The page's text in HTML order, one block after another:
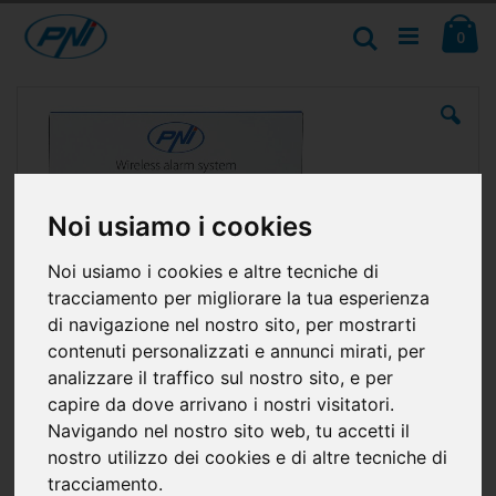
Noi usiamo i cookies
Noi usiamo i cookies e altre tecniche di
tracciamento per migliorare la tua esperienza
di navigazione nel nostro sito, per mostrarti
contenuti personalizzati e annunci mirati, per
analizzare il traffico sul nostro sito, e per
capire da dove arrivano i nostri visitatori.
Navigando nel nostro sito web, tu accetti il
nostro utilizzo dei cookies e di altre tecniche di
tracciamento.
Salta
al
contenuto
0
Cerca
galleria
immagini